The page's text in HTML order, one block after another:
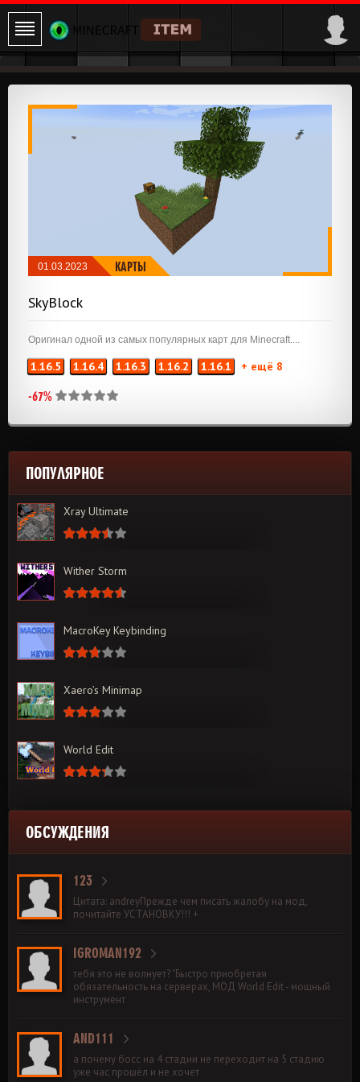
01.03.2023 КАРТЫ
SkyBlock
Оригинал одной из самых популярных карт для Minecraft....
1.16.5 1.16.4 1.16.3 1.16.2 1.16.1 + ещё 8
-67%
ПОПУЛЯРНОЕ
Xray Ultimate
Wither Storm
MacroKey Keybinding
Xaero’s Minimap
World Edit
ОБСУЖДЕНИЯ
123
Цитата: andreyПрежде чем писать жалобу на мод,
почитайте УСТАНОВКУ!!! +
IGROMAN192
тебя это не волнует? "Быстро приобретая
обязательность на серверах, МОД World Edit - мощный
инструмент
AND111
а почему босс на 4 стадии не переходит на 5 стадию
уже час прошёл и не хочет